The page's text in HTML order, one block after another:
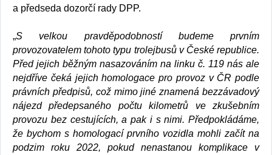
a předseda dozorčí rady DPP.
„S velkou pravděpodobností budeme prvním
provozovatelem tohoto typu trolejbusů v České republice.
Před jejich běžným nasazováním na linku č. 119 nás ale
nejdříve čeká jejich homologace pro provoz v ČR podle
právních předpisů, což mimo jiné znamená bezzávadový
nájezd předepsaného počtu kilometrů ve zkušebním
provozu bez cestujících, a pak i s nimi. Předpokládáme,
že bychom s homologací prvního vozidla mohli začít na
podzim roku 2022, pokud nenastanou komplikace v